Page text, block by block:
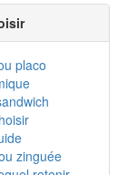
placo
zinguée